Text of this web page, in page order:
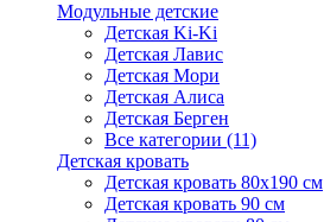
Модульные детские
Детская Ki-Ki
Детская Лавис
Детская Мори
Детская Алиса
Детская Берген
Все категории (11)
Детская кровать
Детская кровать 80х190 см
Детская кровать 90 см